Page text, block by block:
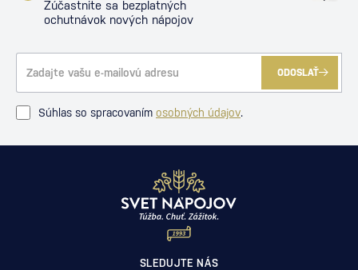
Zúčastnite sa bezplatných
ochutnávok nových nápojov
ODOSLAŤ
Súhlas so spracovaním osobných údajov.
SLEDUJTE NÁS